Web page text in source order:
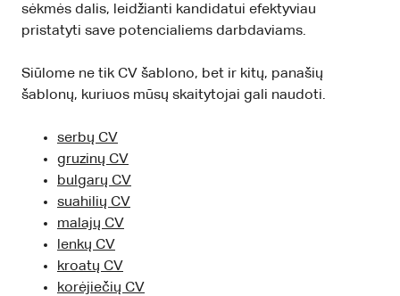
sėkmės dalis, leidžianti kandidatui efektyviau
pristatyti save potencialiems darbdaviams.
Siūlome ne tik CV šablono, bet ir kitų, panašių
šablonų, kuriuos mūsų skaitytojai gali naudoti.
serbų CV
gruzinų CV
bulgarų CV
suahilių CV
malajų CV
lenkų CV
kroatų CV
korėjiečių CV